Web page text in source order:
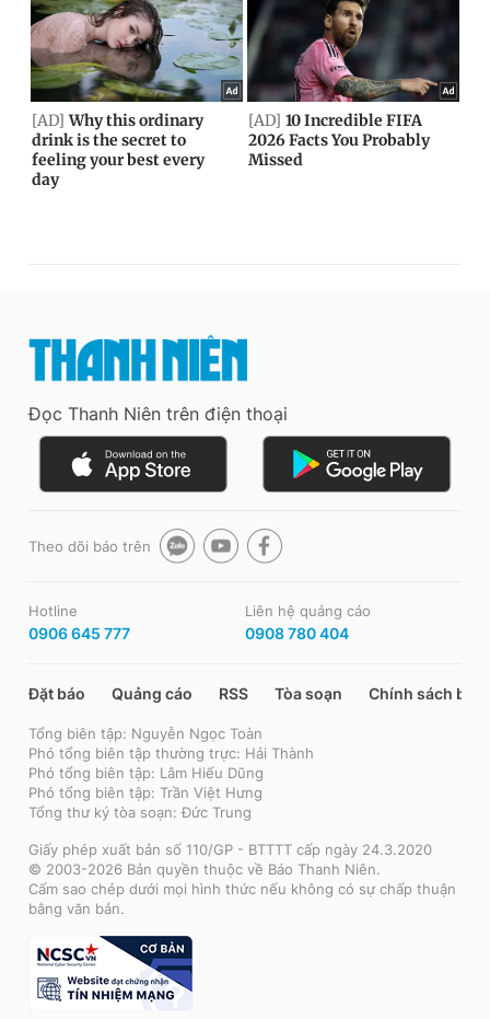
Đọc Thanh Niên trên điện thoại
Theo dõi báo trên
Hotline
0906 645 777
Liên hệ quảng cáo
0908 780 404
Đặt báo Quảng cáo RSS Tòa soạn Chính sách bảo
Tổng biên tập: Nguyễn Ngọc Toàn
Phó tổng biên tập thường trực: Hải Thành
Phó tổng biên tập: Lâm Hiếu Dũng
Phó tổng biên tập: Trần Việt Hưng
Tổng thư ký tòa soạn: Đức Trung
Giấy phép xuất bản số 110/GP - BTTTT cấp ngày 24.3.2020
© 2003-2026 Bản quyền thuộc về Báo Thanh Niên.
Cấm sao chép dưới mọi hình thức nếu không có sự chấp thuận
bằng văn bản.